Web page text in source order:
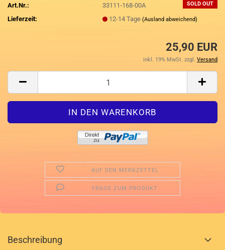
SOLD OUT
Art.Nr.:
33111-168-00A
Lieferzeit:
12-14 Tage(Ausland abweichend)
25,90 EUR
inkl. 19% MwSt. zzgl. Versand
AUF DEN MERKZETTEL
FRAGE ZUM PRODUKT
Beschreibung